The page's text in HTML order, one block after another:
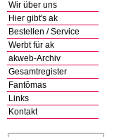
Wir über uns
Hier gibt's ak
Bestellen / Service
Werbt für ak
akweb-Archiv
Gesamtregister
Fantômas
Links
Kontakt